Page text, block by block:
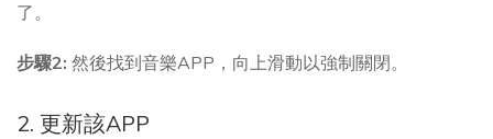
了。
步驟2: 然後找到音樂APP，向上滑動以強制關閉。
2. 更新該APP